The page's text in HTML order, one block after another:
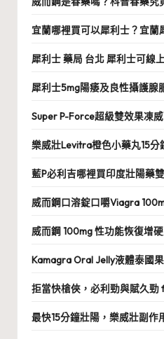
宜蘭哪裡買可以犀利士？宜蘭
犀利士 藥局 台北 犀利士可線
犀利士5mg陽痿及良性攝護腺
Super P-Force超級雙效果凍
樂威壯Levitra橙色小藥丸15分
藍P必利吉哪裡買印度壯陽藥
威而鋼口溶錠口嚼Viagra
威而鋼 100mg 性功能恢復增
Kamagra Oral Jelly液體泰國
拒當快槍俠，必利勁與賦久勁
最快15分鐘壯陽，樂威壯副作